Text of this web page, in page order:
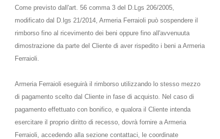
Come previsto dall'art. 56 comma 3 del D.Lgs 206/2005,
modificato dal D.lgs 21/2014, Armeria Ferraioli può sospendere il
rimborso fino al ricevimento dei beni oppure fino all'avvenuuta
dimostrazione da parte del Cliente di aver rispedito i beni a Armeria
Ferraioli.
Armeria Ferraioli eseguirà il rimborso utilizzando lo stesso mezzo
di pagamento scelto dal Cliente in fase di acquisto. Nel caso di
pagamento effettuato con bonifico, e qualora il Cliente intenda
esercitare il proprio diritto di recesso, dovrà fornire a Armeria
Ferraioli, accedendo alla sezione contattaci, le coordinate